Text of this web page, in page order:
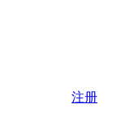
注册